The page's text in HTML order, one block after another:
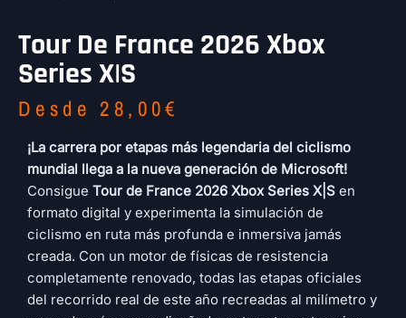
Tour De France 2026 Xbox
Series X|S
Desde 28,00€
¡La carrera por etapas más legendaria del ciclismo
mundial llega a la nueva generación de Microsoft!
Consigue Tour de France 2026 Xbox Series X|S en
formato digital y experimenta la simulación de
ciclismo en ruta más profunda e inmersiva jamás
creada. Con un motor de físicas de resistencia
completamente renovado, todas las etapas oficiales
del recorrido real de este año recreadas al milímetro y